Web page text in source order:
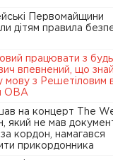
Первомайщини
дітям правила
працювати з
впевнений, що
мову з Решетіловим
ОВА
на концерт The
який не мав
за кордон, намагався
прикордонника